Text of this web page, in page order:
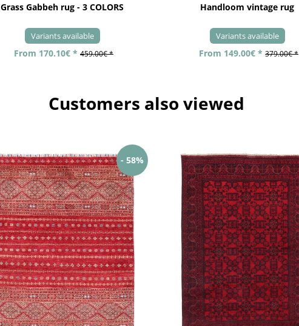
Grass Gabbeh rug - 3 COLORS
Variants available
From 170.10€ * 459.00€ *
Handloom vintage rug
Variants available
From 149.00€ * 379.00€ *
Customers also viewed
- 58%